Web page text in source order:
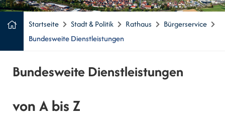
Startseite Stadt & Politik Rathaus
Bürgerservice
Bundesweite Dienstleistungen
Bundesweite Dienstleistungen
von A bis Z